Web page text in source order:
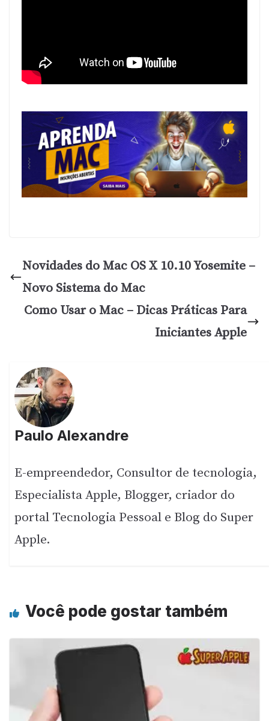
Novidades do Mac OS X 10.10 Yosemite –
Novo Sistema do Mac
Como Usar o Mac – Dicas Práticas Para
Iniciantes Apple
Paulo Alexandre
E-empreendedor, Consultor de tecnologia,
Especialista Apple, Blogger, criador do
portal Tecnologia Pessoal e Blog do Super
Apple.
Você pode gostar também